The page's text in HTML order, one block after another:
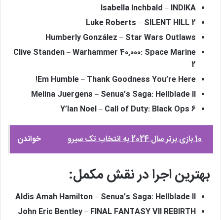
Isabella Inchbald – INDIKA
Luke Roberts – SILENT HILL 2
Humberly González – Star Wars Outlaws
Clive Standen – Warhammer 40,000: Space Marine
2
Em Humble – Thank Goodness You’re Here!
Melina Juergens – Senua’s Saga: Hellblade II
Y’lan Noel – Call of Duty: Black Ops 6
خواندن 10 بازی برتر سال 2024 به انتخاب تک سیرو
بهترین اجرا در نقش مکمل:
Aldís Amah Hamilton – Senua’s Saga: Hellblade II
John Eric Bentley – FINAL FANTASY VII REBIRTH